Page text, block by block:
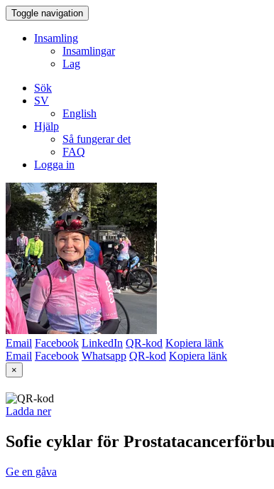
Toggle navigation
Insamling
Insamlingar
Lag
Sök
SV
English
Hjälp
Så fungerar det
FAQ
Logga in
Email Facebook LinkedIn QR-kod Kopiera länk
Email Facebook Whatsapp QR-kod Kopiera länk
×
Ladda ner
Sofie cyklar för
Ge en gåva